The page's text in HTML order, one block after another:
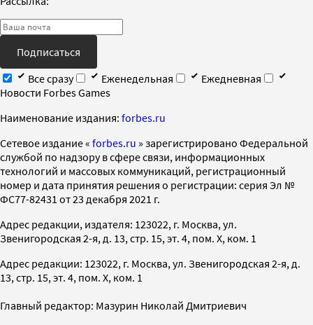
Подписаться
Все сразу
Еженедельная
Ежедневная
Новости Forbes Games
Наименование издания: forbes.ru
Cетевое издание « forbes.ru » зарегистрировано Федеральной
службой по надзору в сфере связи, информационных
технологий и массовых коммуникаций, регистрационный
номер и дата принятия решения о регистрации: серия Эл №
ФС77-82431 от 23 декабря 2021 г.
Адрес редакции, издателя: 123022, г. Москва, ул.
Звенигородская 2-я, д. 13, стр. 15, эт. 4, пом. X, ком. 1
Адрес редакции: 123022, г. Москва, ул. Звенигородская 2-я, д.
13, стр. 15, эт. 4, пом. X, ком. 1
Главный редактор: Мазурин Николай Дмитриевич